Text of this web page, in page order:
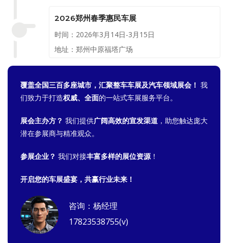
2026郑州春季惠民车展
时间：2026年3月14日-3月15日
地址：郑州中原福塔广场
覆盖全国三百多座城市，汇聚整车车展及汽车领域展会！ 我
们致力于打造权威、全面的一站式车展服务平台。
展会主办方？ 我们提供广阔高效的宣发渠道 ，助您触达庞大
潜在参展商与精准观众。
参展企业？ 我们对接丰富多样的展位资源！
开启您的车展盛宴，共赢行业未来！
咨询：杨经理
17823538755(v)